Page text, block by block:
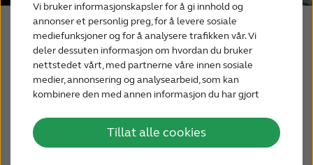
Vi bruker informasjonskapsler for å gi innhold og
annonser et personlig preg, for å levere sosiale
mediefunksjoner og for å analysere trafikken vår. Vi
deler dessuten informasjon om hvordan du bruker
nettstedet vårt, med partnerne våre innen sosiale
medier, annonsering og analysearbeid, som kan
kombinere den med annen informasjon du har gjort
gjennom din bruk av tjenestene deres.
Tillat alle cookies
Hvorfor ReSound
Hjelp
Blogg
KONTAKT OSS
Bloggen din om
hørsel
mistenker, et hørselstap. Og for deres
pårørende som leter etter nyttig informasjon